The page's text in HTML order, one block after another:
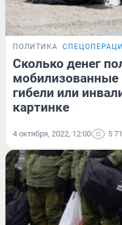
ПОЛИТИКА
Сколько денег
мобилизованные
гибели или
картинке
4 октября, 2022, 12:00 5